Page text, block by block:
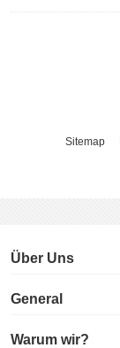
Sitemap
Über Uns
General
Warum wir?